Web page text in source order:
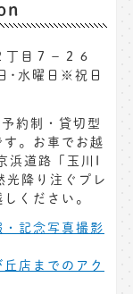
丁目７−２６
･水曜日※祝日
約制・貸切型
。お車でお越
浜道路「玉川I
光降り注ぐプレ
ください。
記念写真撮影
店までのアク